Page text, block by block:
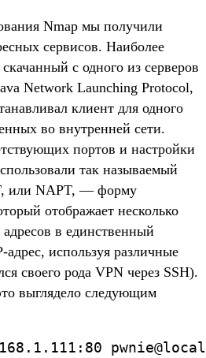
Nmap мы получили
сервисов. Наиболее
с одного из серверов
Network Launching Protocol,
клиент для одного
во внутренней сети.
портов и настройки
так называемый
или NAPT, — форму
отображает несколько
в единственный
адрес, используя различные
своего рода VPN через SSH).
выглядело следующим